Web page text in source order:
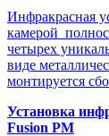
Инфракрасная
камерой
четырех
виде
монтируется
Установка
Fusion PM